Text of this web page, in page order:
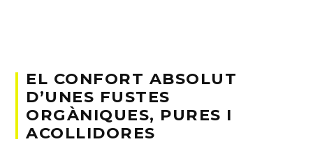
EL CONFORT ABSOLUT
D’UNES FUSTES
ORGÀNIQUES, PURES I
ACOLLIDORES